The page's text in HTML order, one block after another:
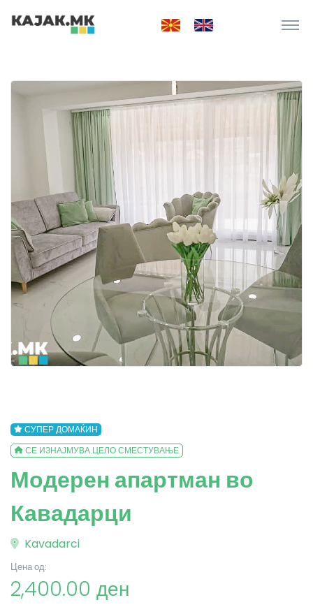
СУПЕР ДОМАЌИН
СЕ ИЗНАЈМУВА ЦЕЛО СМЕСТУВАЊЕ
Модерен апартман во
Кавадарци
Kavadarci
Цена од:
2,400.00 ден